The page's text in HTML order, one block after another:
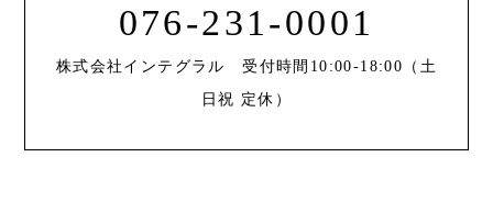
076-231-0001
株式会社インテグラル 受付時間10:00-18:00（土
日祝 定休）